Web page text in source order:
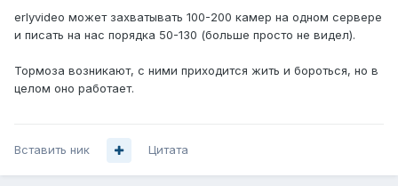
erlyvideo может захватывать 100-200 камер на одном сервере
и писать на нас порядка 50-130 (больше просто не видел).
Тормоза возникают, с ними приходится жить и бороться, но в
целом оно работает.
Вставить ник Цитата